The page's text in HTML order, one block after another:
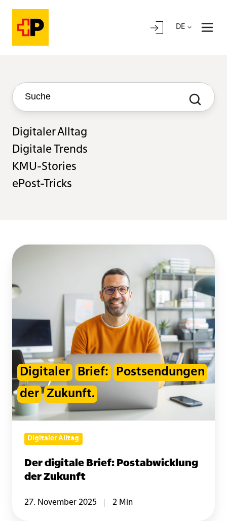
DE
Digitaler Alltag
Digitale Trends
KMU-Stories
ePost-Tricks
Der
Postabwicklung
Zukunft
Digitaler Brief:
Postsendungen
der
Zukunft.
Digitaler Alltag
Der digitale Brief: Postabwicklung
der Zukunft
27. November 2025 2 Min